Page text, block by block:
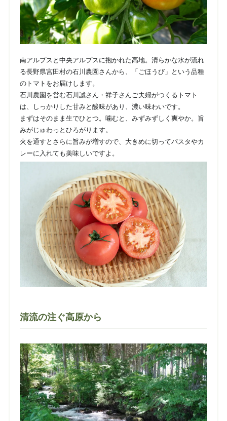
南アルプスと中央アルプスに抱かれた高地。清らかな水が流れ
る長野県宮田村の石川農園さんから、「ごほうび」という品種
のトマトをお届けします。
石川農園を営む石川誠さん・祥子さんご夫婦がつくるトマト
は、しっかりした甘みと酸味があり、濃い味わいです。
まずはそのまま生でひとつ。噛むと、みずみずしく爽やか。旨
みがじゅわっとひろがります。
火を通すとさらに旨みが増すので、大きめに切ってパスタやカ
レーに入れても美味しいですよ。
清流の注ぐ高原から